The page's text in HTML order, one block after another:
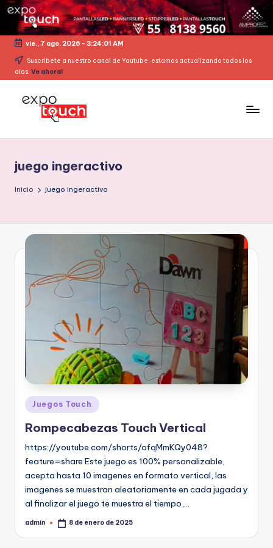
vie., 7 ago. 2026 - 3:24:01 AM
Suscribete a nuestro canal de Youtube, estamos actualizando todos los
dias. Ve ahora!
juego ingeractivo
Inicio juego ingeractivo
Juegos Touch
Rompecabezas Touch Vertical
https://youtube.com/shorts/ofqMmKQy048?
feature=share Este juego es 100% personalizable,
acepta hasta 10 imagenes en formato vertical, las
imagenes se muestran aleatoriamente en cada jugada y
al finalizar el juego te muestra el tiempo,…
admin 8 de enero de 2025